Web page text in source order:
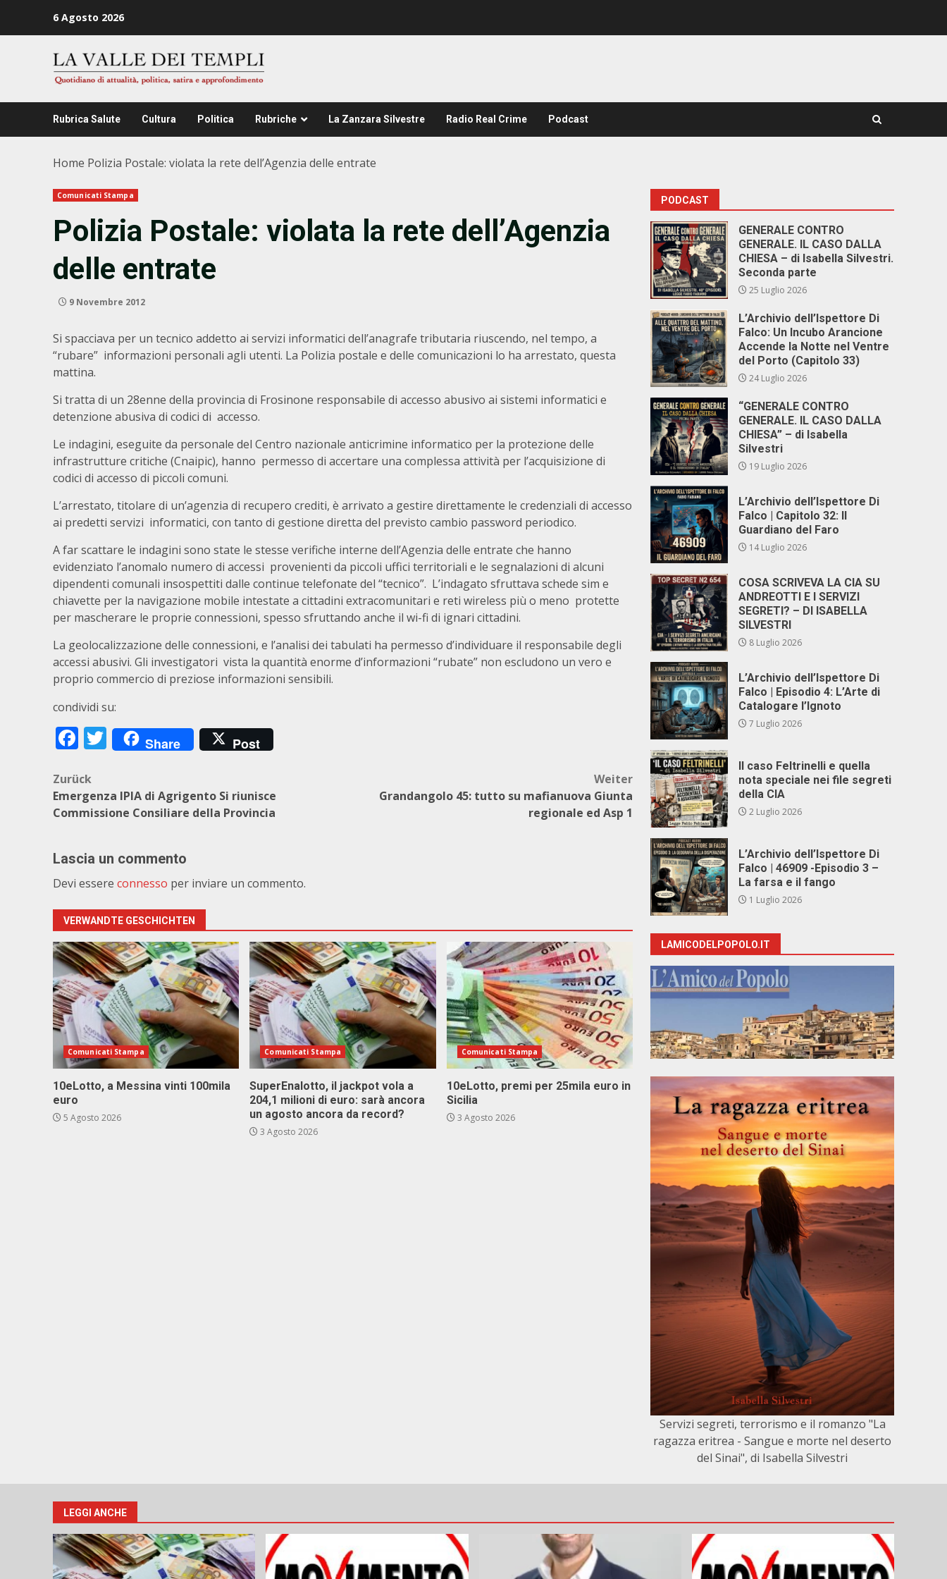
6 Agosto 2026
Rubrica Salute Cultura Politica Rubriche La Zanzara Silvestre Radio Real Crime Podcast
Home Polizia Postale: violata la rete dell’Agenzia delle entrate
Comunicati Stampa
Polizia Postale: violata la rete dell’Agenzia
delle entrate
9 Novembre 2012
Si spacciava per un tecnico addetto ai servizi informatici dell’anagrafe tributaria riuscendo, nel tempo, a
“rubare” informazioni personali agli utenti. La Polizia postale e delle comunicazioni lo ha arrestato, questa
mattina.
Si tratta di un 28enne della provincia di Frosinone responsabile di accesso abusivo ai sistemi informatici e
detenzione abusiva di codici di accesso.
Le indagini, eseguite da personale del Centro nazionale anticrimine informatico per la protezione delle
infrastrutture critiche (Cnaipic), hanno permesso di accertare una complessa attività per l’acquisizione di
codici di accesso di piccoli comuni.
L’arrestato, titolare di un’agenzia di recupero crediti, è arrivato a gestire direttamente le credenziali di accesso
ai predetti servizi informatici, con tanto di gestione diretta del previsto cambio password periodico.
A far scattare le indagini sono state le stesse verifiche interne dell’Agenzia delle entrate che hanno
evidenziato l’anomalo numero di accessi provenienti da piccoli uffici territoriali e le segnalazioni di alcuni
dipendenti comunali insospettiti dalle continue telefonate del “tecnico”. L’indagato sfruttava schede sim e
chiavette per la navigazione mobile intestate a cittadini extracomunitari e reti wireless più o meno protette
per mascherare le proprie connessioni, spesso sfruttando anche il wi-fi di ignari cittadini.
La geolocalizzazione delle connessioni, e l’analisi dei tabulati ha permesso d’individuare il responsabile degli
accessi abusivi. Gli investigatori vista la quantità enorme d’informazioni “rubate” non escludono un vero e
proprio commercio di preziose informazioni sensibili.
condividi su:
Facebook
Twitter
Share Post
Beitragsnavigation
Zurück
Emergenza IPIA di Agrigento Si riunisce
Commissione Consiliare della Provincia
Weiter
Grandangolo 45: tutto su mafianuova Giunta
regionale ed Asp 1
Lascia un commento
Devi essere connesso per inviare un commento.
VERWANDTE GESCHICHTEN
Comunicati Stampa
10eLotto, a Messina vinti 100mila
euro
5 Agosto 2026
Comunicati Stampa
SuperEnalotto, il jackpot vola a
204,1 milioni di euro: sarà ancora
un agosto ancora da record?
3 Agosto 2026
Comunicati Stampa
10eLotto, premi per 25mila euro in
Sicilia
3 Agosto 2026
PODCAST
GENERALE CONTRO
GENERALE. IL CASO DALLA
CHIESA – di Isabella Silvestri.
Seconda parte
25 Luglio 2026
L’Archivio dell’Ispettore Di
Falco: Un Incubo Arancione
Accende la Notte nel Ventre
del Porto (Capitolo 33)
24 Luglio 2026
“GENERALE CONTRO
GENERALE. IL CASO DALLA
CHIESA” – di Isabella
Silvestri
19 Luglio 2026
L’Archivio dell’Ispettore Di
Falco | Capitolo 32: Il
Guardiano del Faro
14 Luglio 2026
COSA SCRIVEVA LA CIA SU
ANDREOTTI E I SERVIZI
SEGRETI? – DI ISABELLA
SILVESTRI
8 Luglio 2026
L’Archivio dell’Ispettore Di
Falco | Episodio 4: L’Arte di
Catalogare l’Ignoto
7 Luglio 2026
Il caso Feltrinelli e quella
nota speciale nei file segreti
della CIA
2 Luglio 2026
L’Archivio dell’Ispettore Di
Falco | 46909 -Episodio 3 –
La farsa e il fango
1 Luglio 2026
LAMICODELPOPOLO.IT
Servizi segreti, terrorismo e il romanzo "La
ragazza eritrea - Sangue e morte nel deserto
del Sinai", di Isabella Silvestri
LEGGI ANCHE